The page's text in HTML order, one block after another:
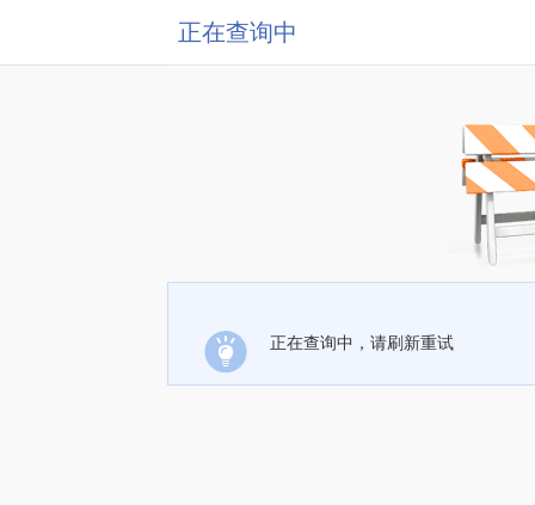
正在查询中
正在查询中，请刷新重试